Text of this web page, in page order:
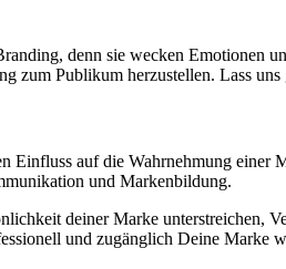
denn sie wecken Emotionen
zum Publikum herzustellen. Lass
Einfluss auf die Wahrnehmung einer
und Markenbildung.
deiner Marke unterstreichen,
und zugänglich Deine Marke